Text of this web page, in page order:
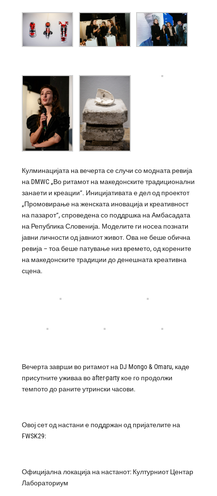
Кулминацијата на вечерта се случи со модната ревија
на DMWC „Во ритамот на македонските традиционални
занаети и креации“. Иницијативата е дел од проектот
„Промовирање на женската иновација и креативност
на пазарот“, спроведена со поддршка на Амбасадата
на Република Словенија. Моделите ги носеа познати
јавни личности од јавниот живот. Ова не беше обична
ревија – тоа беше патување низ времето, од корените
на македонските традиции до денешната креативна
сцена.
Вечерта заврши во ритамот на DJ Mongo & Omaru, каде
присутните уживаа во after-party кое го продолжи
темпото до раните утрински часови.
Овој сет од настани е поддржан од пријателите на
FWSK29:
Официјална локација на настанот: Културниот Центар
Лабораториум